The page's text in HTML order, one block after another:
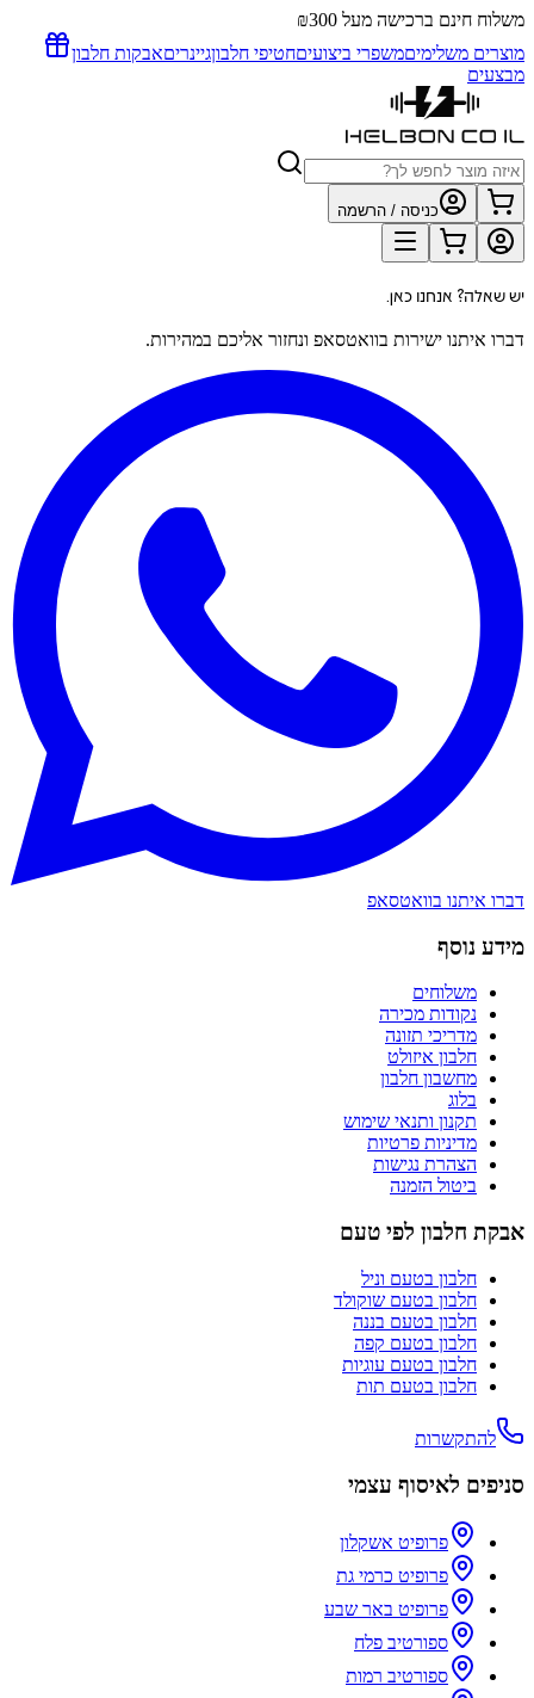
משלוח חינם ברכישה מעל ₪300
מוצרים משלימיםמשפרי ביצועיםחטיפי חלבוןגיינריםאבקות חלבון
מבצעים
כניסה / הרשמה
יש שאלה? אנחנו כאן.
דברו איתנו ישירות בוואטסאפ ונחזור אליכם במהירות.
דברו איתנו בוואטסאפ
מידע נוסף
משלוחים
נקודות מכירה
מדריכי תזונה
חלבון איזולט
מחשבון חלבון
בלוג
תקנון ותנאי שימוש
מדיניות פרטיות
הצהרת נגישות
ביטול הזמנה
אבקת חלבון לפי טעם
חלבון בטעם וניל
חלבון בטעם שוקולד
חלבון בטעם בננה
חלבון בטעם קפה
חלבון בטעם עוגיות
חלבון בטעם תות
להתקשרות
סניפים לאיסוף עצמי
פרופיט אשקלון
פרופיט כרמי גת
פרופיט באר שבע
ספורטיב פלח
ספורטיב רמות